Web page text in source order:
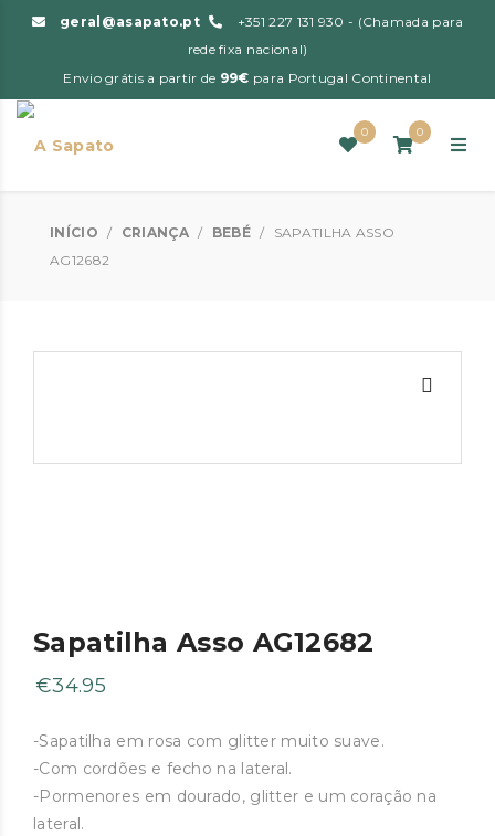
geral@asapato.pt
+351 227 131 930 - (Chamada para
rede fixa nacional)
Envio grátis a partir de 99€ para Portugal Continental
0 0
INÍCIO / CRIANÇA / BEBÉ /
SAPATILHA ASSO
AG12682
Sapatilha Asso AG12682
€34.95
-Sapatilha em rosa com glitter muito suave.
-Com cordões e fecho na lateral.
-Pormenores em dourado, glitter e um coração na
lateral.